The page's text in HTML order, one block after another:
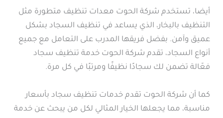
أيضا، تستخدم شركة الحوت معدات تنظيف متطورة مثل
التنظيف بالبخار، الذي يساعد في تنظيف السجاد بشكل
عميق وآمن. بفضل فريقها المدرب على التعامل مع جميع
أنواع السجاد، تقدم شركة الحوت خدمة تنظيف سجاد
فعّالة تضمن لك سجادًا نظيفًا ومرتبًا في كل مرة.
كما أن شركة الحوت تقدم خدمات تنظيف سجاد بأسعار
مناسبة، مما يجعلها الخيار المثالي لكل من يبحث عن خدمة